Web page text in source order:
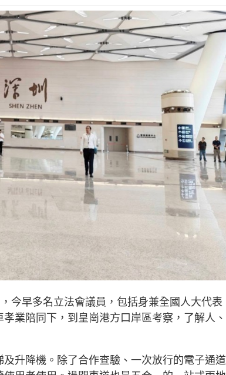
今早多名立法會議員，包括身兼全國人大代表
業陪同下，到皇崗港方口岸區考察，了解人、
升降機。除了合作查驗、一次放行的電子通道